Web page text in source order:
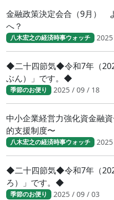
金融政策決定会合（9月）
へ？
八木宏之の経済時事ウォッチ
◆二十四節気◆令和7年（
ぶん）」です。◆
季節のお便り 2025 / 09 / 18
中小企業経営力強化資金融
的支援制度〜
八木宏之の経済時事ウォッチ
◆二十四節気◆令和7年（
ろ）」です。◆
季節のお便り 2025 / 09 / 03